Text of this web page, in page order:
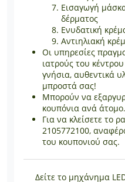
Εισαγωγή
δέρματος
Ενυδατική
Αντιηλιακή
Οι υπηρεσίες
ιατρούς του
γνήσια, αυθεντικά
μπροστά σας!
Μπορούν να
κουπόνια ανά άτομο.
Για να κλείσετε το
2105772100,
του κουπονιού σας.
Δείτε το μηχάνημα